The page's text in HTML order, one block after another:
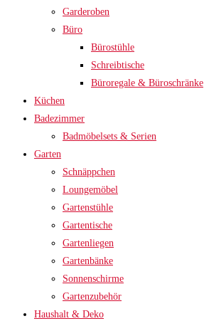
Garderoben
Büro
Bürostühle
Schreibtische
Büroregale & Büroschränke
Küchen
Badezimmer
Badmöbelsets & Serien
Garten
Schnäppchen
Loungemöbel
Gartenstühle
Gartentische
Gartenliegen
Gartenbänke
Sonnenschirme
Gartenzubehör
Haushalt & Deko